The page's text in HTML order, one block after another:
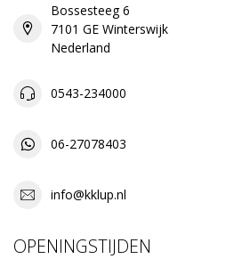
Bossesteeg 6
7101 GE Winterswijk
Nederland
0543-234000
06-27078403
info@kklup.nl
OPENINGSTIJDEN